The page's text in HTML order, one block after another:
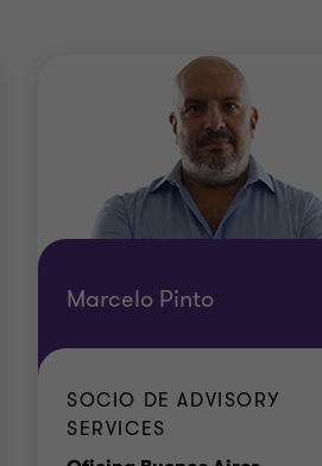
Marcelo Pinto
SOCIO DE ADVISORY
SERVICES